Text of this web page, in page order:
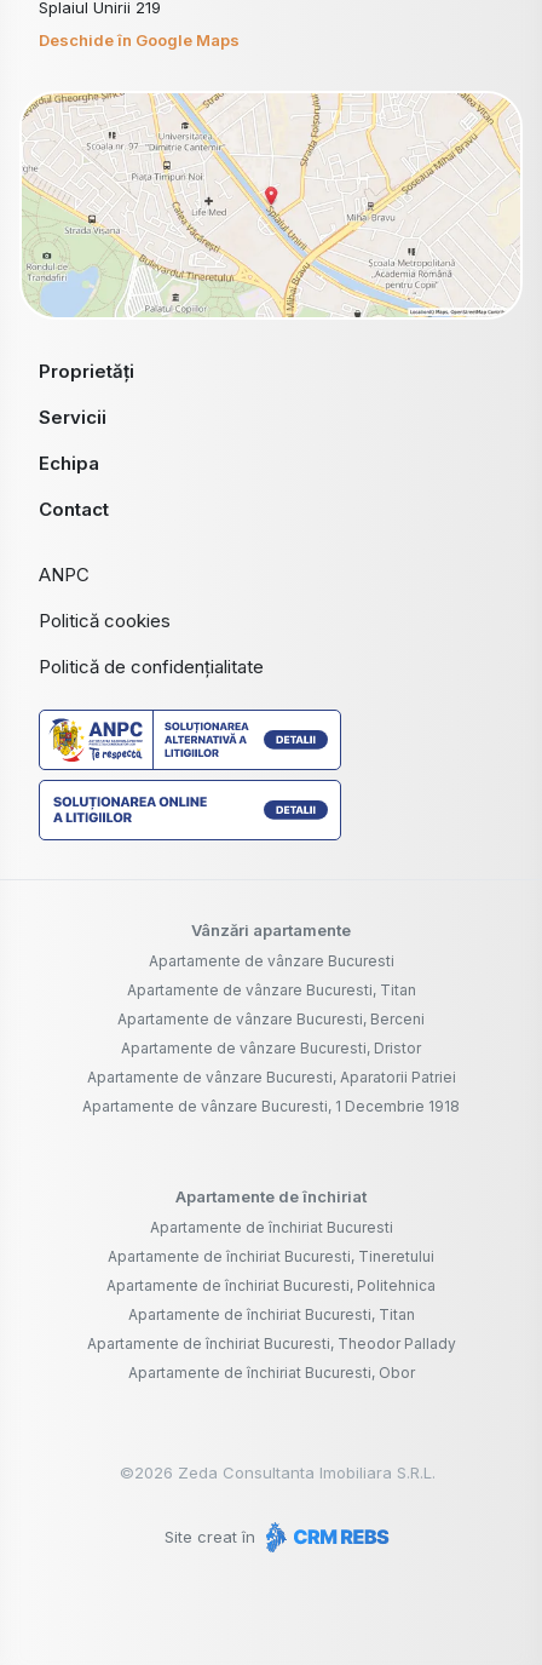
Splaiul Unirii 219
Deschide în Google Maps
Proprietăți
Servicii
Echipa
Contact
ANPC
Politică cookies
Politică de confidențialitate
Vânzări apartamente
Apartamente de vânzare Bucuresti
Apartamente de vânzare Bucuresti, Titan
Apartamente de vânzare Bucuresti, Berceni
Apartamente de vânzare Bucuresti, Dristor
Apartamente de vânzare Bucuresti, Aparatorii Patriei
Apartamente de vânzare Bucuresti, 1 Decembrie 1918
Apartamente de închiriat
Apartamente de închiriat Bucuresti
Apartamente de închiriat Bucuresti, Tineretului
Apartamente de închiriat Bucuresti, Politehnica
Apartamente de închiriat Bucuresti, Titan
Apartamente de închiriat Bucuresti, Theodor Pallady
Apartamente de închiriat Bucuresti, Obor
©2026 Zeda Consultanta Imobiliara S.R.L.
Site creat în